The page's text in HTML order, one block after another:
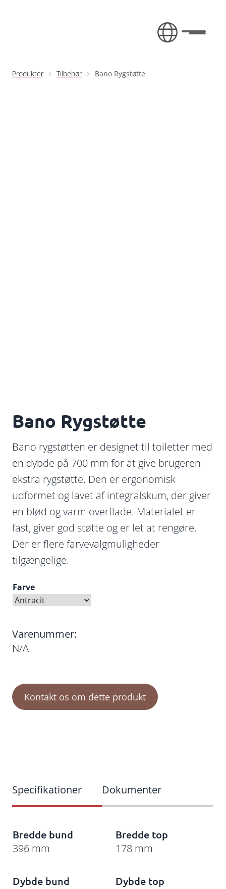
Toggle
Produkter Tilbehør Bano Rygstøtte
Bano Rygstøtte
Bano rygstøtten er designet til toiletter med
en dybde på 700 mm for at give brugeren
ekstra rygstøtte. Den er ergonomisk
udformet og lavet af integralskum, der giver
en blød og varm overflade. Materialet er
fast, giver god støtte og er let at rengøre.
Der er flere farvevalgmuligheder
tilgængelige.
Farve
Varenummer:
N/A
Kontakt os om dette produkt
Bredde bund
396 mm
Bredde top
178 mm
Dybde bund Dybde top